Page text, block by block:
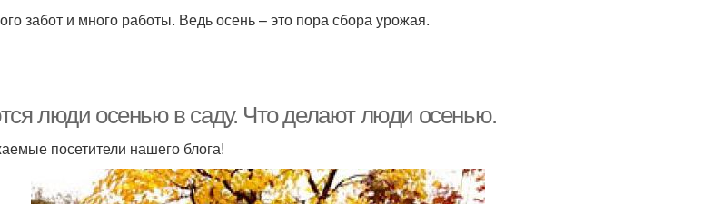
забот и много работы. Ведь осень – это пора сбора урожая.
люди осенью в саду. Что делают люди осенью.
посетители нашего блога!